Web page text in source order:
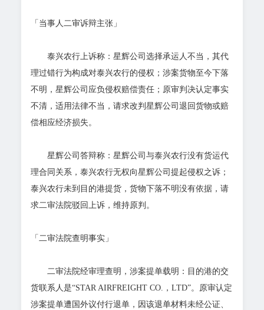
「当事人二审诉辩主张」
泰兴农行上诉称：星辉公司选择承运人不当，其代
理过错行为构成对泰兴农行的侵权；涉案货物至今下落
不明，星辉公司应负侵权赔偿责任；原审判决认定事实
不清，适用法律不当，请求改判星辉公司退回货物或赔
偿相应经济损失。
星辉公司答辩称：星辉公司与泰兴农行没有货运代
理合同关系，泰兴农行无权向星辉公司提起侵权之诉；
泰兴农行未到目的港提货，货物下落不明没有依据，请
求二审法院驳回上诉，维持原判。
「二审法院查明事实」
二审法院经审理查明，涉案提单载明：目的港的交
货联系人是“STAR AIRFREIGHT CO.，LTD”。原审认定
涉案提单遭国外议付行退单，因该退单材料未经公证、